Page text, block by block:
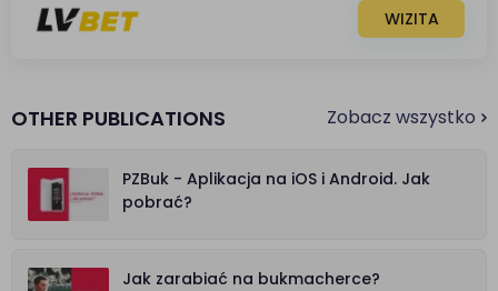
WIZITA
OTHER PUBLICATIONS Zobacz wszystko
PZBuk - Aplikacja na iOS i Android. Jak
pobrać?
Jak zarabiać na bukmacherce?